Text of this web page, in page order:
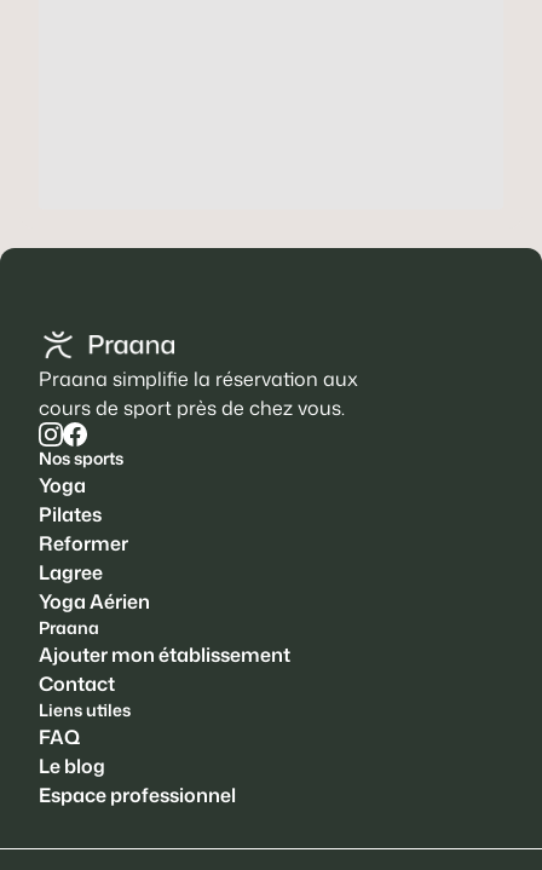
Praana simplifie la réservation aux
cours de sport près de chez vous.
Nos sports
Yoga
Pilates
Reformer
Lagree
Yoga Aérien
Praana
Ajouter mon établissement
Contact
Liens utiles
FAQ
Le blog
Espace professionnel